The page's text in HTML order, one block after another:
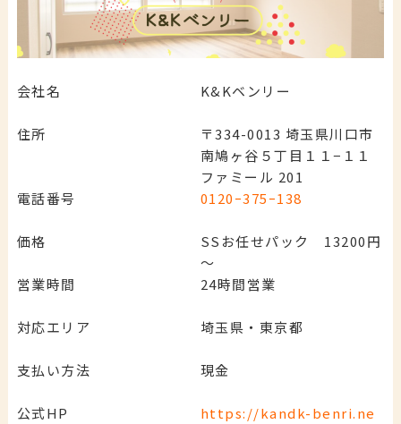
会社名 K&Kベンリー
住所
〒334-0013 埼玉県川口市
南鳩ヶ谷５丁目１１−１１
ファミール 201
電話番号
0120ｰ375ｰ138
価格
SSお任せパック 13200円
～
営業時間
24時間営業
対応エリア 埼玉県・東京都
支払い方法 現金
公式HP
https://kandk-benri.ne